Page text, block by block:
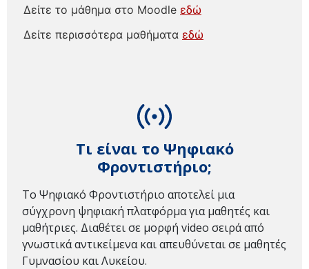
Τι είναι το Ψηφιακό
Φροντιστήριο;
Το Ψηφιακό Φροντιστήριο αποτελεί μια
σύγχρονη ψηφιακή πλατφόρμα για μαθητές και
μαθήτριες. Διαθέτει σε μορφή video σειρά από
γνωστικά αντικείμενα και απευθύνεται σε μαθητές
Γυμνασίου και Λυκείου.
Δείτε το μάθημα στο Moodle εδώ
Δείτε περισσότερα μαθήματα εδώ